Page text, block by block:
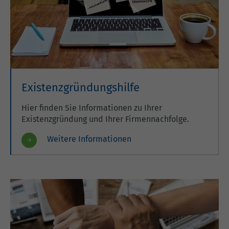
Existenzgründungshilfe
Hier finden Sie Informationen zu Ihrer
Existenzgründung und Ihrer Firmennachfolge.
Weitere Informationen